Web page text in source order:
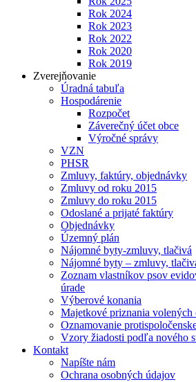
Rok 2024
Rok 2023
Rok 2022
Rok 2020
Rok 2019
Zverejňovanie
Úradná tabuľa
Hospodárenie
Rozpočet
Záverečný účet obce
Výročné správy
VZN
PHSR
Zmluvy, faktúry, objednávky
Zmluvy od roku 2015
Zmluvy do roku 2015
Odoslané a prijaté faktúry
Objednávky
Územný plán
Nájomné byty-zmluvy, tlačivá
Nájomné byty – zmluvy,
Zoznam vlastníkov psov
úrade
Výberové konania
Majetkové priznania volených
Oznamovanie
Vzory žiadosti podľa nového
Kontakt
Napíšte nám
Ochrana osobných údajov